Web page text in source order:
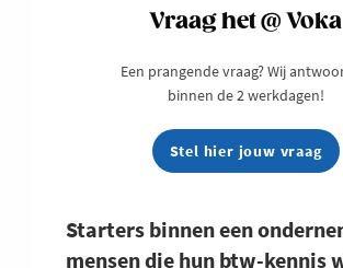
Starters binnen een
mensen die hun btw-kennis
Vraag het @ Voka
Een prangende vraag? Wij
binnen de 2 werkdagen!
Stel hier jouw vraag